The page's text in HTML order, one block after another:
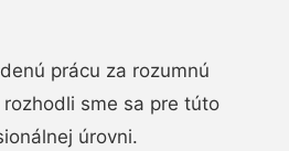
prácu za rozumnú
sme sa pre túto
úrovni.